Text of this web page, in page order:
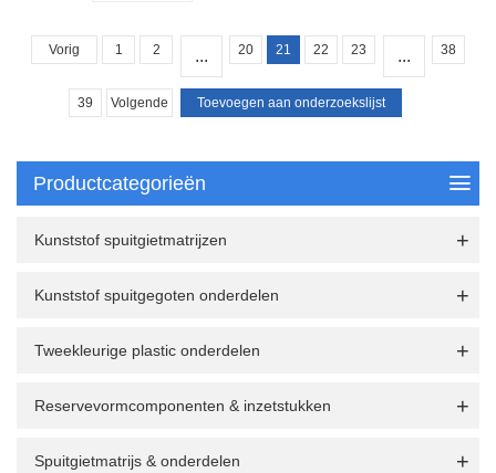
Vorig 1 2 ... 20 21 22 23 ... 38
39 Volgende
Productcategorieën
Kunststof spuitgietmatrijzen
Kunststof spuitgegoten onderdelen
Tweekleurige plastic onderdelen
Reservevormcomponenten & inzetstukken
Spuitgietmatrijs & onderdelen